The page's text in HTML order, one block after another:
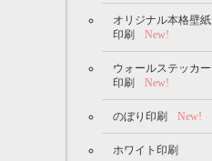
オリジナル本格壁紙
印刷
New!
ウォールステッカー
印刷
New!
のぼり印刷 New!
ホワイト印刷